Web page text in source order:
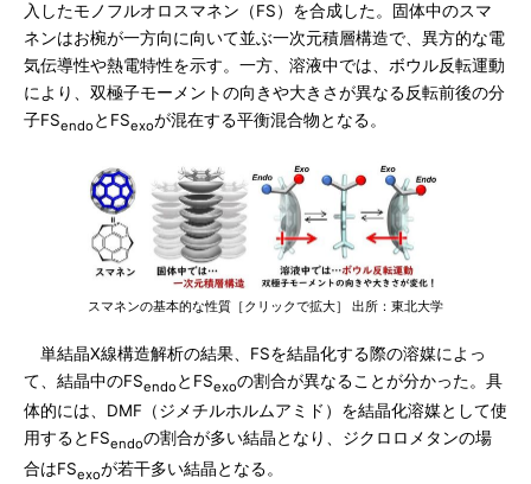
入したモノフルオロスマネン（FS）を合成した。固体中のスマ
ネンはお椀が一方向に向いて並ぶ一次元積層構造で、異方的な電
気伝導性や熱電特性を示す。一方、溶液中では、ボウル反転運動
により、双極子モーメントの向きや大きさが異なる反転前後の分
子FSendo とFSexoが混在する平衡混合物となる。
スマネンの基本的な性質［クリックで拡大］ 出所：東北大学
単結晶X線構造解析の結果、FSを結晶化する際の溶媒によっ
て、結晶中のFSendo とFSexoの割合が異なることが分かった。具
体的には、DMF（ジメチルホルムアミド）を結晶化溶媒として使
用するとFSendoの割合が多い結晶となり、ジクロロメタンの場
合はFSexoが若干多い結晶となる。